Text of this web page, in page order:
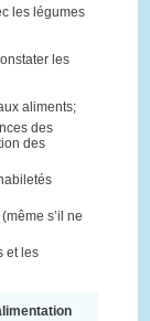
les légumes
les
aliments;
des
des
s’il ne
et les